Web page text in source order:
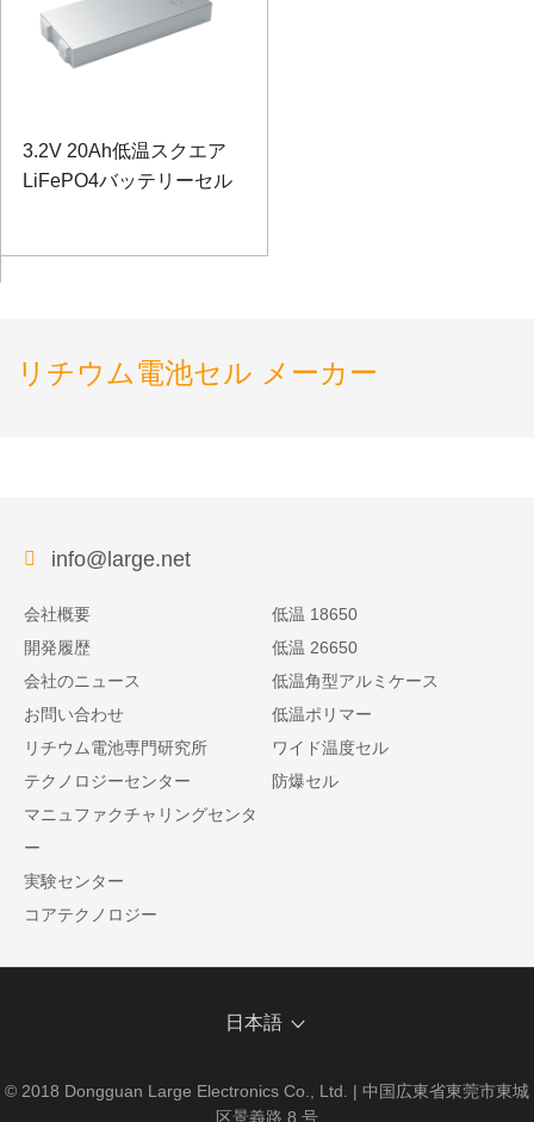
3.2V 20Ah低温スクエア
LiFePO4バッテリーセル
リチウム電池セル メーカー
info@large.net
会社概要
開発履歴
会社のニュース
お問い合わせ
リチウム電池専門研究所
テクノロジーセンター
マニュファクチャリングセンタ
ー
実験センター
コアテクノロジー
低温 18650
低温 26650
低温角型アルミケース
低温ポリマー
ワイド温度セル
防爆セル
日本語
© 2018 Dongguan Large Electronics Co., Ltd. | 中国広東省東莞市東城
区景義路 8 号